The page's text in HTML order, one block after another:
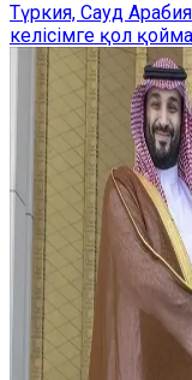
Түркия, Сауд
келісімге қол